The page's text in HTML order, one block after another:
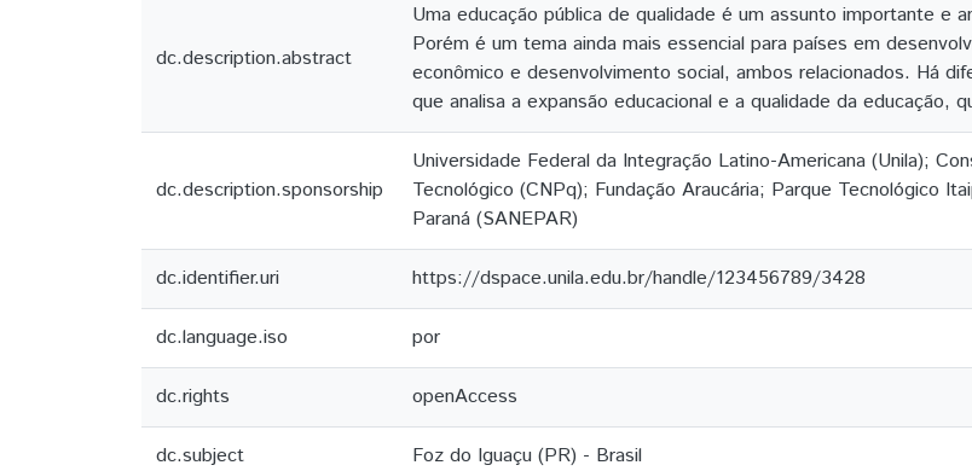
dc.description.abstract
Uma educação pública de qualidade é um assunto importante e
Porém é um tema ainda mais essencial para países em
econômico e desenvolvimento social, ambos relacionados. Há
que analisa a expansão educacional e a qualidade da educação,
dc.description.sponsorship
Universidade Federal da Integração Latino-Americana (Unila);
Tecnológico (CNPq); Fundação Araucária; Parque Tecnológico
Paraná (SANEPAR)
dc.identifier.uri https://dspace.unila.edu.br/handle/123456789/3428
dc.language.iso por
dc.rights openAccess
dc.subject Foz do Iguaçu (PR) - Brasil